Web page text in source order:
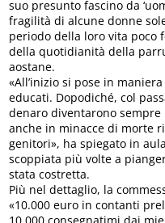
suo presunto fascino da
fragilità di alcune donne
periodo della loro vita poco
della quotidianità della
aostane.
«All’inizio si pose in
educati. Dopodiché, col
denaro diventarono
anche in minacce di morte
genitori», ha spiegato in
scoppiata più volte a
stata costretta.
Più nel dettaglio, la
«10.000 euro in contanti
10.000 consegnatimi dai